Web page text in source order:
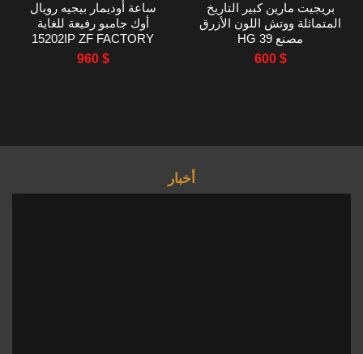
بريجيت مارين كبير التاريخ
المتماثلة ووتش اللون الأزرق
مصنع HG 39
600 $
ساعة أوديمار بيجيه رويال
أوك جامبو رفيعة للغاية
15202IP ZF FACTORY
تيتانيوم 39 ملم960 $
أخبار